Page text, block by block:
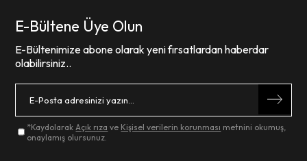
E-Bültene Üye Olun
E-Bültenimize abone olarak yeni fırsatlardan haberdar
olabilirsiniz..
*Kaydolarak Açık rıza ve Kişisel verilerin korunması metnini okumuş,
onaylamış olursunuz.